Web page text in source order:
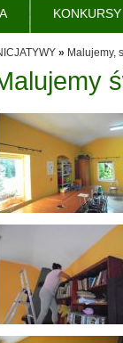
KONKURSY
» Malujemy,